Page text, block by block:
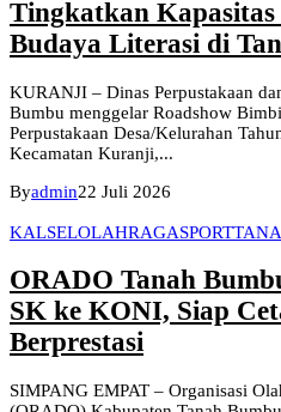
Tingkatkan Kapasitas
Budaya Literasi di
KURANJI – Dinas Perpustakaan
Bumbu menggelar Roadshow
Perpustakaan Desa/Kelurahan
Kecamatan Kuranji,...
Byadmin22 Juli 2026
KALSELOLAHRAGASPORT
ORADO Tanah
SK ke KONI, Siap
Berprestasi
SIMPANG EMPAT – Organisasi